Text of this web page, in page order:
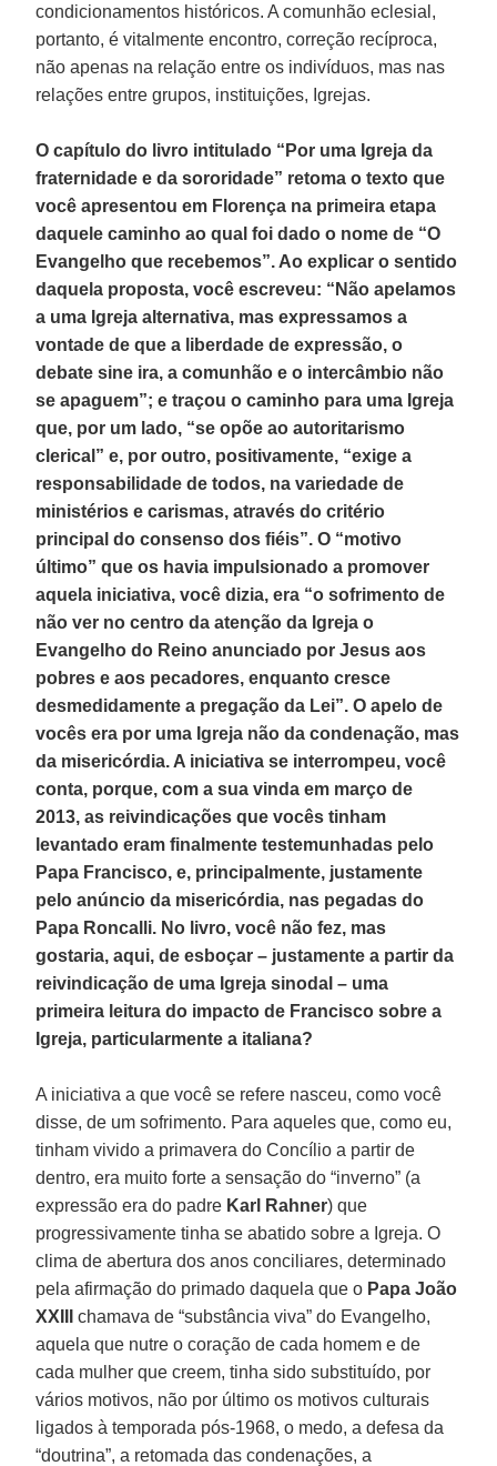
condicionamentos históricos. A comunhão eclesial,
portanto, é vitalmente encontro, correção recíproca,
não apenas na relação entre os indivíduos, mas nas
relações entre grupos, instituições, Igrejas.
O capítulo do livro intitulado “Por uma Igreja da
fraternidade e da sororidade” retoma o texto que
você apresentou em Florença na primeira etapa
daquele caminho ao qual foi dado o nome de “O
Evangelho que recebemos”. Ao explicar o sentido
daquela proposta, você escreveu: “Não apelamos
a uma Igreja alternativa, mas expressamos a
vontade de que a liberdade de expressão, o
debate sine ira, a comunhão e o intercâmbio não
se apaguem”; e traçou o caminho para uma Igreja
que, por um lado, “se opõe ao autoritarismo
clerical” e, por outro, positivamente, “exige a
responsabilidade de todos, na variedade de
ministérios e carismas, através do critério
principal do consenso dos fiéis”. O “motivo
último” que os havia impulsionado a promover
aquela iniciativa, você dizia, era “o sofrimento de
não ver no centro da atenção da Igreja o
Evangelho do Reino anunciado por Jesus aos
pobres e aos pecadores, enquanto cresce
desmedidamente a pregação da Lei”. O apelo de
vocês era por uma Igreja não da condenação, mas
da misericórdia. A iniciativa se interrompeu, você
conta, porque, com a sua vinda em março de
2013, as reivindicações que vocês tinham
levantado eram finalmente testemunhadas pelo
Papa Francisco, e, principalmente, justamente
pelo anúncio da misericórdia, nas pegadas do
Papa Roncalli. No livro, você não fez, mas
gostaria, aqui, de esboçar – justamente a partir da
reivindicação de uma Igreja sinodal – uma
primeira leitura do impacto de Francisco sobre a
Igreja, particularmente a italiana?
A iniciativa a que você se refere nasceu, como você
disse, de um sofrimento. Para aqueles que, como eu,
tinham vivido a primavera do Concílio a partir de
dentro, era muito forte a sensação do “inverno” (a
expressão era do padre Karl Rahner) que
progressivamente tinha se abatido sobre a Igreja. O
clima de abertura dos anos conciliares, determinado
pela afirmação do primado daquela que o Papa João
XXIII
chamava de “substância viva” do Evangelho,
aquela que nutre o coração de cada homem e de
cada mulher que creem, tinha sido substituído, por
vários motivos, não por último os motivos culturais
ligados à temporada pós-1968, o medo, a defesa da
“doutrina”, a retomada das condenações, a